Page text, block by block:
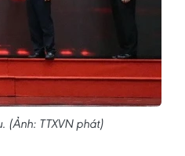
(Ảnh: TTXVN phát)